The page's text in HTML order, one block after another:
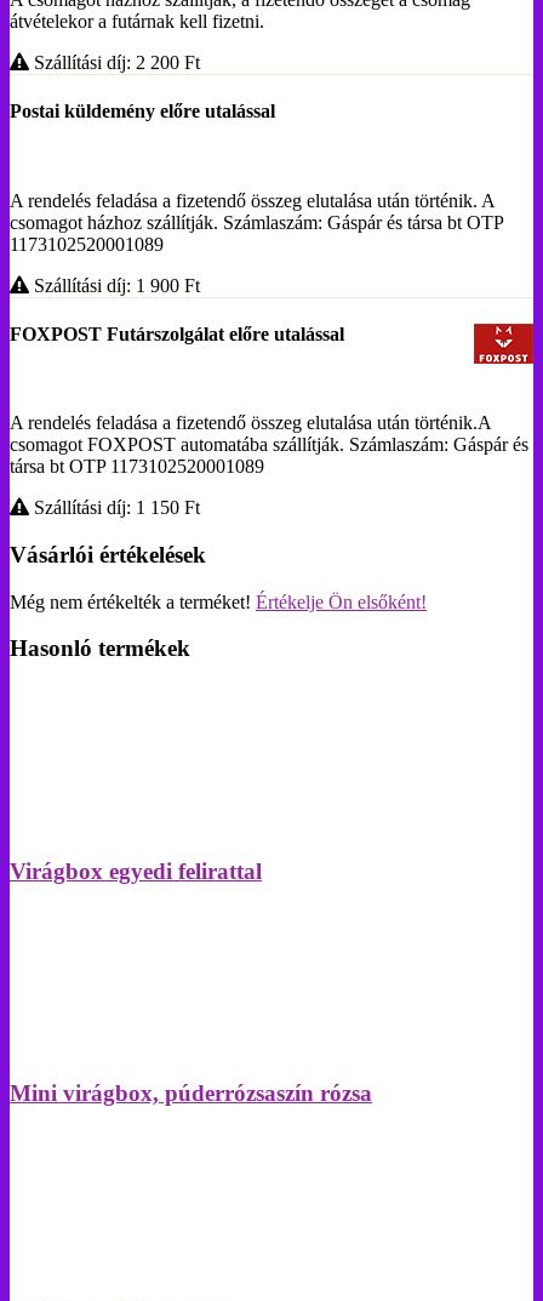
átvételekor a futárnak kell fizetni.
Szállítási díj: 2 200 Ft
Postai küldemény előre utalással
A rendelés feladása a fizetendő összeg elutalása után történik. A
csomagot házhoz szállítják. Számlaszám: Gáspár és társa bt OTP
1173102520001089
Szállítási díj: 1 900 Ft
FOXPOST Futárszolgálat előre utalással
A rendelés feladása a fizetendő összeg elutalása után történik.A
csomagot FOXPOST automatába szállítják. Számlaszám: Gáspár és
társa bt OTP 1173102520001089
Szállítási díj: 1 150 Ft
Vásárlói értékelések
Még nem értékelték a terméket! Értékelje Ön elsőként!
Hasonló termékek
Virágbox egyedi felirattal
Mini virágbox, púderrózsaszín rózsa